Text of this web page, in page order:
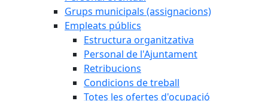
Grups municipals (assignacions)
Empleats públics
Estructura organitzativa
Personal de l'Ajuntament
Retribucions
Condicions de treball
Totes les ofertes d'ocupació